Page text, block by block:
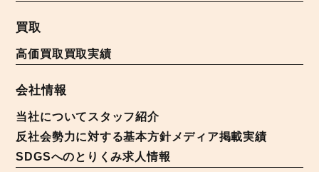
買取
高価買取買取実績
会社情報
当社について スタッフ紹介
反社会勢力に対する基本方針メディア掲載実績
SDGSへのとりくみ求人情報